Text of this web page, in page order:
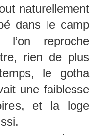
naturellement
dans le camp
reproche
rien de plus
le gotha
une faiblesse
et la loge